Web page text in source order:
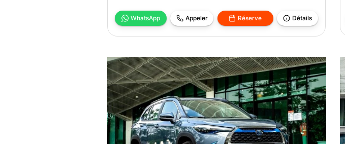
WhatsApp Appeler Réserve Détails